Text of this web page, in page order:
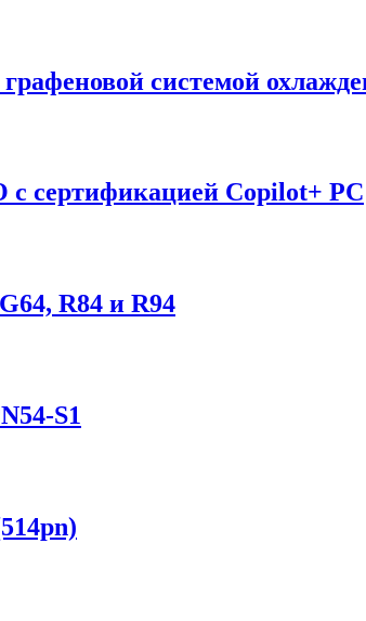
системой
с сертификацией Copilot+ PC
R84 и R94
S1